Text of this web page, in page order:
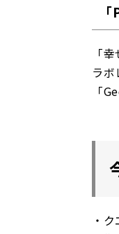
「
ラ
「
・